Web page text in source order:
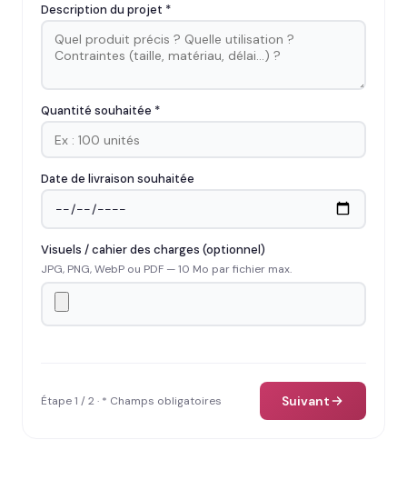
Description du projet *
Quantité souhaitée *
Date de livraison souhaitée
Visuels / cahier des charges (optionnel)
JPG, PNG, WebP ou PDF — 10 Mo par fichier max.
Étape 1 / 2 · * Champs obligatoires Suivant